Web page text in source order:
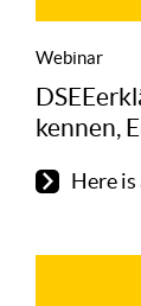
Webinar
kennen,
Here